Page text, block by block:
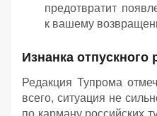
предотвратит
к вашему
Изнанка отпускного
Редакция Тупрома
всего, ситуация не